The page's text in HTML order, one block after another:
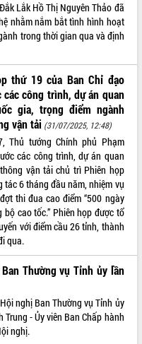
Lắk Hồ Thị Nguyên Thảo đã
nhằm nắm bắt tình hình hoạt
trong thời gian qua và định
thứ 19 của Ban Chỉ đạo
các công trình, dự án quan
gia, trọng điểm ngành
vận tải (31/07/2025, 12:48)
Thủ tướng Chính phủ Phạm
các công trình, dự án quan
vận tải chủ trì Phiên họp
6 tháng đầu năm, nhiệm vụ
thi đua cao điểm “500 ngày
cao tốc.” Phiên họp được tổ
với điểm cầu 26 tỉnh, thành
qua.
Thường vụ Tỉnh ủy lần
nghị Ban Thường vụ Tỉnh ủy
- Ủy viên Ban Chấp hành
nghị.